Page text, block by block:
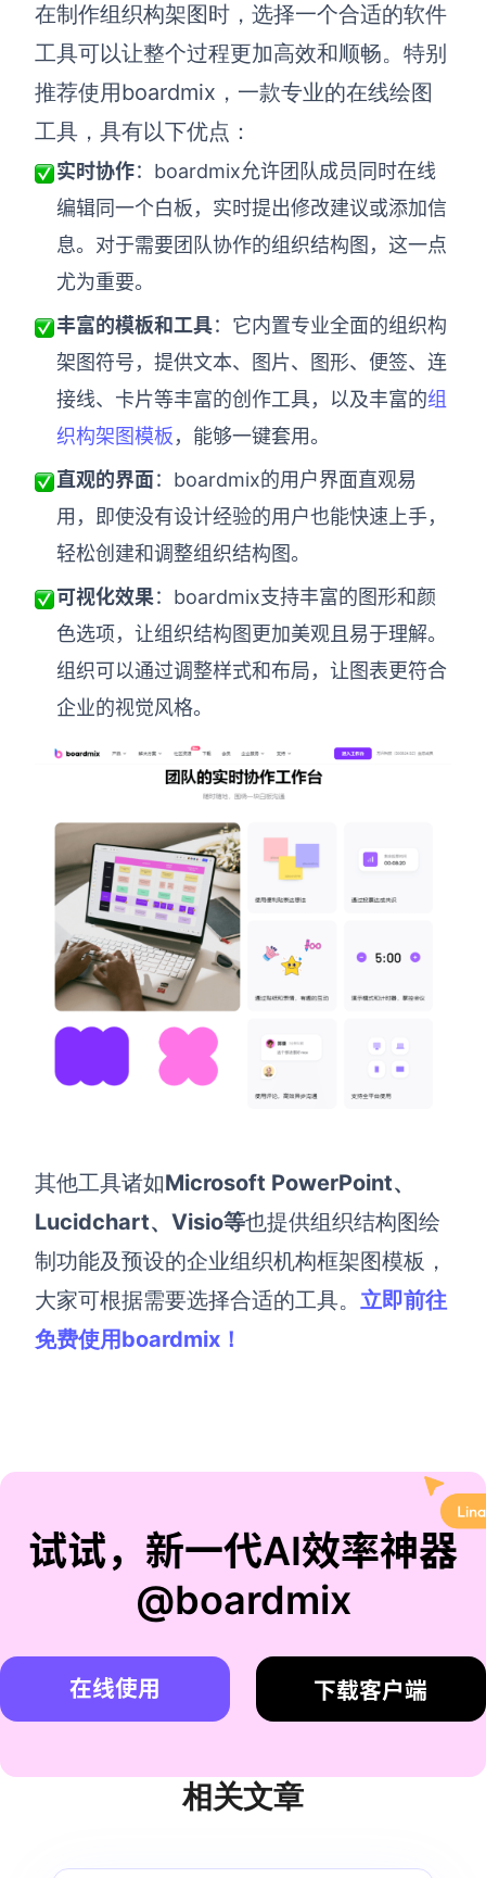
在制作组织构架图时，选择一个合适的软件
工具可以让整个过程更加高效和顺畅。特别
推荐使用boardmix，一款专业的在线绘图
工具，具有以下优点：
实时协作：boardmix允许团队成员同时在线
编辑同一个白板，实时提出修改建议或添加信
息。对于需要团队协作的组织结构图，这一点
尤为重要。
丰富的模板和工具：它内置专业全面的组织构
架图符号，提供文本、图片、图形、便签、连
接线、卡片等丰富的创作工具，以及丰富的组
织构架图模板，能够一键套用。
直观的界面：boardmix的用户界面直观易
用，即使没有设计经验的用户也能快速上手，
轻松创建和调整组织结构图。
可视化效果：boardmix支持丰富的图形和颜
色选项，让组织结构图更加美观且易于理解。
组织可以通过调整样式和布局，让图表更符合
企业的视觉风格。
其他工具诸如Microsoft PowerPoint、
Lucidchart、Visio等也提供组织结构图绘
制功能及预设的企业组织机构框架图模板，
大家可根据需要选择合适的工具。 立即前往
免费使用boardmix ！
试试，新一代AI效率神器
@boardmix
在线使用 下载客户端
相关文章